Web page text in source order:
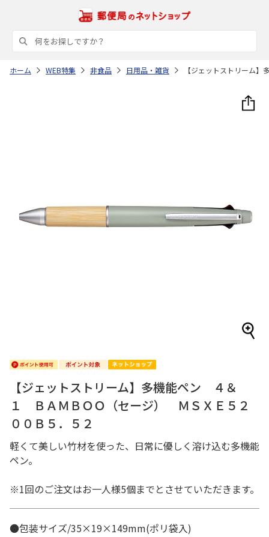
ホーム WEB特集 非食品 日用品・雑貨 【ジェットストリーム
【ジェットストリーム】多機能ペン ４＆
１ ＢＡＭＢＯＯ（セージ） ＭＳＸＥ５２
００Ｂ５．５２
軽くて美しい竹材を使った、日常に優しく溶け込む多機能
ペン。
※1回のご注文はお一人様5個までとさせていただきます。
●包装サイズ/35×19×149mm(ポリ袋入)